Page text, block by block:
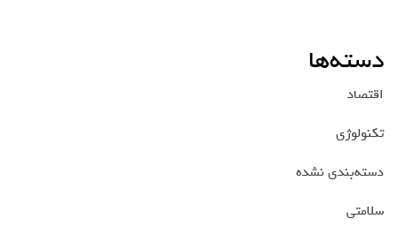
دسته‌ها
اقتصاد
تکنولوژی
دسته‌بندی نشده
سلامتی